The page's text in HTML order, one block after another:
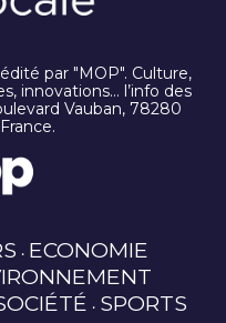
par "MOP". Culture,
innovations… l’info des
Vauban, 78280
ECONOMIE
SPORTS